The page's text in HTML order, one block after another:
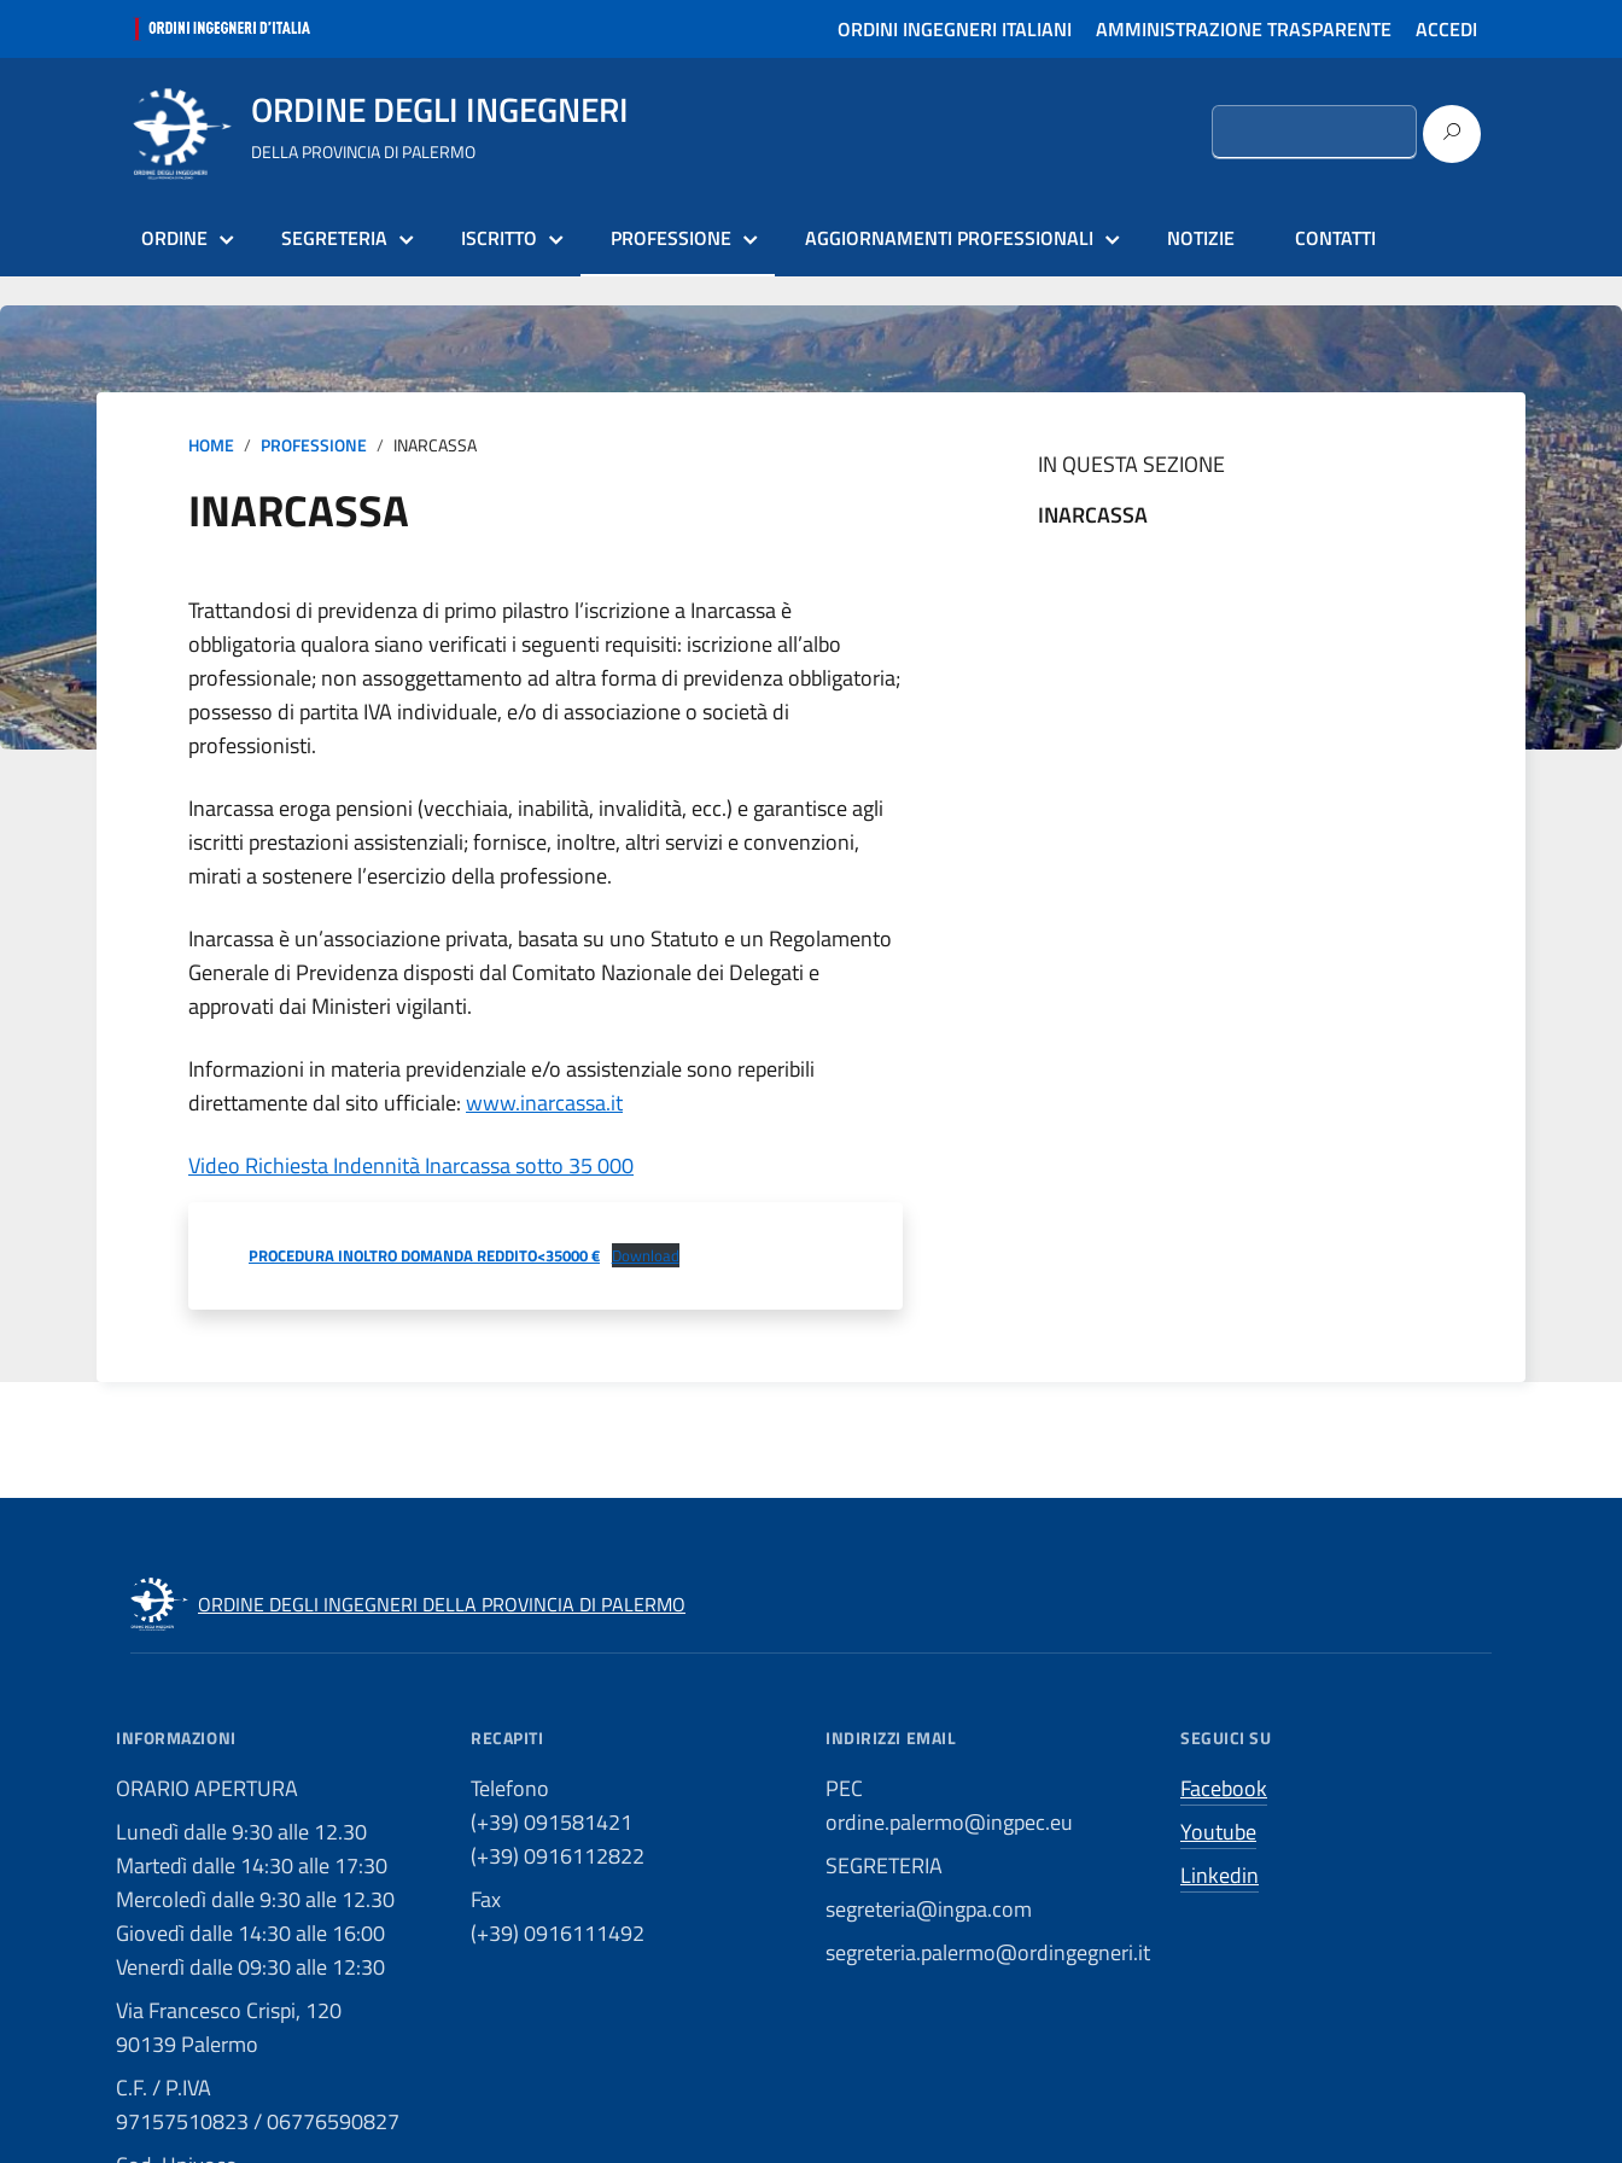
ORDINI INGEGNERI ITALIANI AMMINISTRAZIONE TRASPARENTE ACCEDI
ORDINE DEGLI INGEGNERI
DELLA PROVINCIA DI PALERMO
Ricerca
ORDINE SEGRETERIA ISCRITTO PROFESSIONE AGGIORNAMENTI PROFESSIONALI NOTIZIE CONTATTI
HOME PROFESSIONE INARCASSA
INARCASSA
Trattandosi di previdenza di primo pilastro l’iscrizione a Inarcassa è
obbligatoria qualora siano verificati i seguenti requisiti: iscrizione all’albo
professionale; non assoggettamento ad altra forma di previdenza obbligatoria;
possesso di partita IVA individuale, e/o di associazione o società di
professionisti.
Inarcassa eroga pensioni (vecchiaia, inabilità, invalidità, ecc.) e garantisce agli
iscritti prestazioni assistenziali; fornisce, inoltre, altri servizi e convenzioni,
mirati a sostenere l’esercizio della professione.
Inarcassa è un’associazione privata, basata su uno Statuto e un Regolamento
Generale di Previdenza disposti dal Comitato Nazionale dei Delegati e
approvati dai Ministeri vigilanti.
Informazioni in materia previdenziale e/o assistenziale sono reperibili
direttamente dal sito ufficiale:www.inarcassa.it
Video Richiesta Indennità Inarcassa sotto 35 000
PROCEDURA INOLTRO DOMANDA REDDITO<35000 € Download
IN QUESTA SEZIONE
INARCASSA
ORDINE DEGLI INGEGNERI DELLA PROVINCIA DI PALERMO
INFORMAZIONI
ORARIO APERTURA
Lunedì dalle 9:30 alle 12.30
Martedì dalle 14:30 alle 17:30
Mercoledì dalle 9:30 alle 12.30
Giovedì dalle 14:30 alle 16:00
Venerdì dalle 09:30 alle 12:30
Via Francesco Crispi, 120
90139 Palermo
C.F. / P.IVA
97157510823 / 06776590827
RECAPITI
Telefono
(+39) 091581421
(+39) 0916112822
Fax
(+39) 0916111492
INDIRIZZI EMAIL
PEC
ordine.palermo@ingpec.eu
SEGRETERIA
segreteria@ingpa.com
segreteria.palermo@ordingegneri.it
SEGUICI SU
Facebook
Youtube
Linkedin